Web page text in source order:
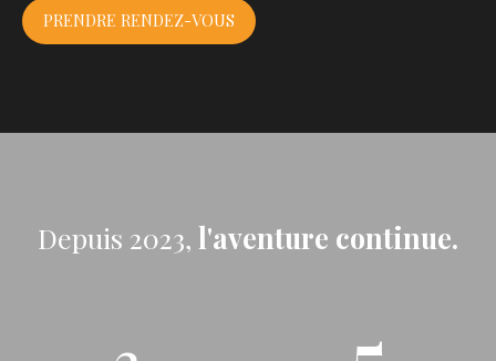
PRENDRE RENDEZ-VOUS
Depuis 2023, l'aventure continue.